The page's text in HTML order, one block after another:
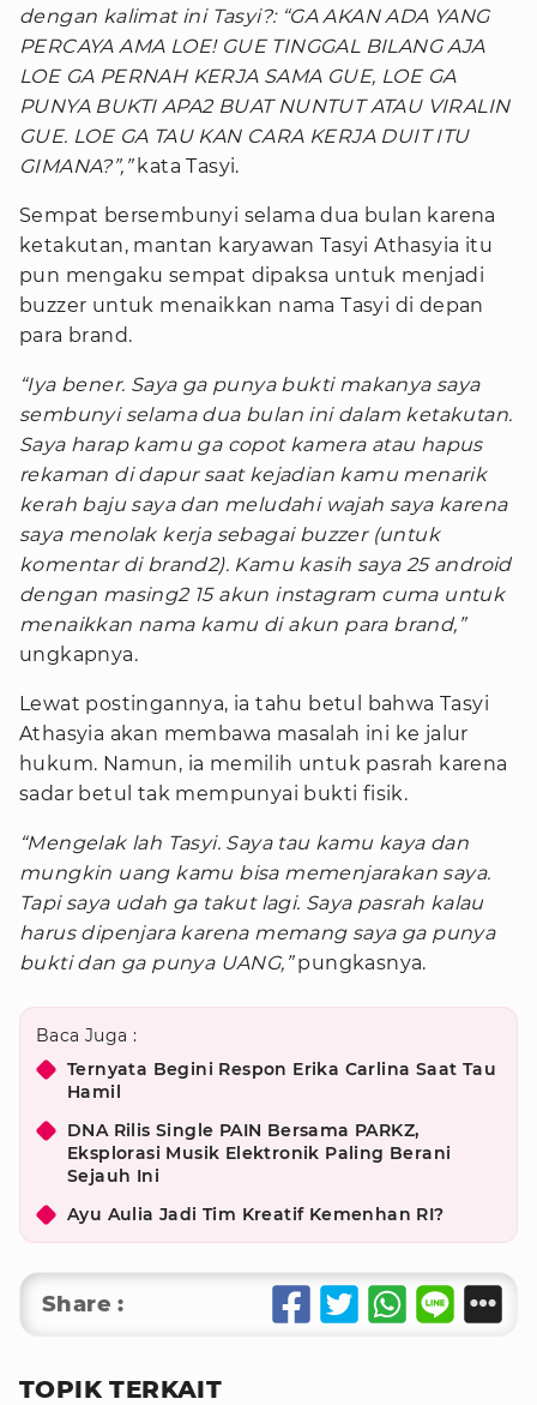
dengan kalimat ini Tasyi?: “GA AKAN ADA YANG
PERCAYA AMA LOE! GUE TINGGAL BILANG AJA
LOE GA PERNAH KERJA SAMA GUE, LOE GA
PUNYA BUKTI APA2 BUAT NUNTUT ATAU VIRALIN
GUE. LOE GA TAU KAN CARA KERJA DUIT ITU
GIMANA?”,”kata Tasyi.
Sempat bersembunyi selama dua bulan karena
ketakutan, mantan karyawan Tasyi Athasyia itu
pun mengaku sempat dipaksa untuk menjadi
buzzer untuk menaikkan nama Tasyi di depan
para brand.
“Iya bener. Saya ga punya bukti makanya saya
sembunyi selama dua bulan ini dalam ketakutan.
Saya harap kamu ga copot kamera atau hapus
rekaman di dapur saat kejadian kamu menarik
kerah baju saya dan meludahi wajah saya karena
saya menolak kerja sebagai buzzer (untuk
komentar di brand2). Kamu kasih saya 25 android
dengan masing2 15 akun instagram cuma untuk
menaikkan nama kamu di akun para brand,”
ungkapnya.
Lewat postingannya, ia tahu betul bahwa Tasyi
Athasyia akan membawa masalah ini ke jalur
hukum. Namun, ia memilih untuk pasrah karena
sadar betul tak mempunyai bukti fisik.
“Mengelak lah Tasyi. Saya tau kamu kaya dan
mungkin uang kamu bisa memenjarakan saya.
Tapi saya udah ga takut lagi. Saya pasrah kalau
harus dipenjara karena memang saya ga punya
bukti dan ga punya UANG,”pungkasnya.
Baca Juga :
Ternyata Begini Respon Erika Carlina Saat Tau
Hamil
DNA Rilis Single PAIN Bersama PARKZ,
Eksplorasi Musik Elektronik Paling Berani
Sejauh Ini
Ayu Aulia Jadi Tim Kreatif Kemenhan RI?
Share :
TOPIK TERKAIT